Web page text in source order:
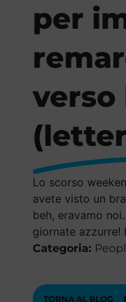
per
Lo scorso
avete visto un
beh, eravamo
giornate azzurre!
Categoria:
TORNA AL BLOG